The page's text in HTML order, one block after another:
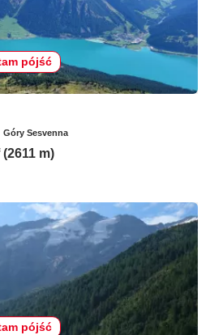
pójść
Góry Sesvenna
m)
pójść